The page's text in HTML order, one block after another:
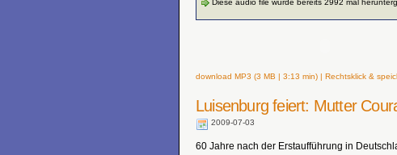
Diese audio file wurde bereits 2992 mal
download MP3 (3 MB | 3:13 min) | Rechtsklick &
Luisenburg feiert: Mutter
2009-07-03
60 Jahre nach der Erstaufführung in